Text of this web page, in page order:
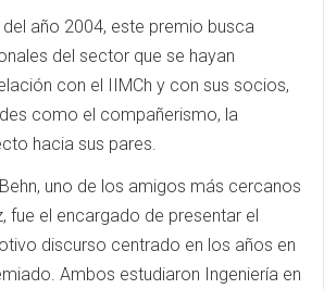
año 2004, este premio busca
del sector que se hayan
con el IIMCh y con sus socios,
como el compañerismo, la
hacia sus pares.
uno de los amigos más cercanos
fue el encargado de presentar el
discurso centrado en los años en
Ambos estudiaron Ingeniería en